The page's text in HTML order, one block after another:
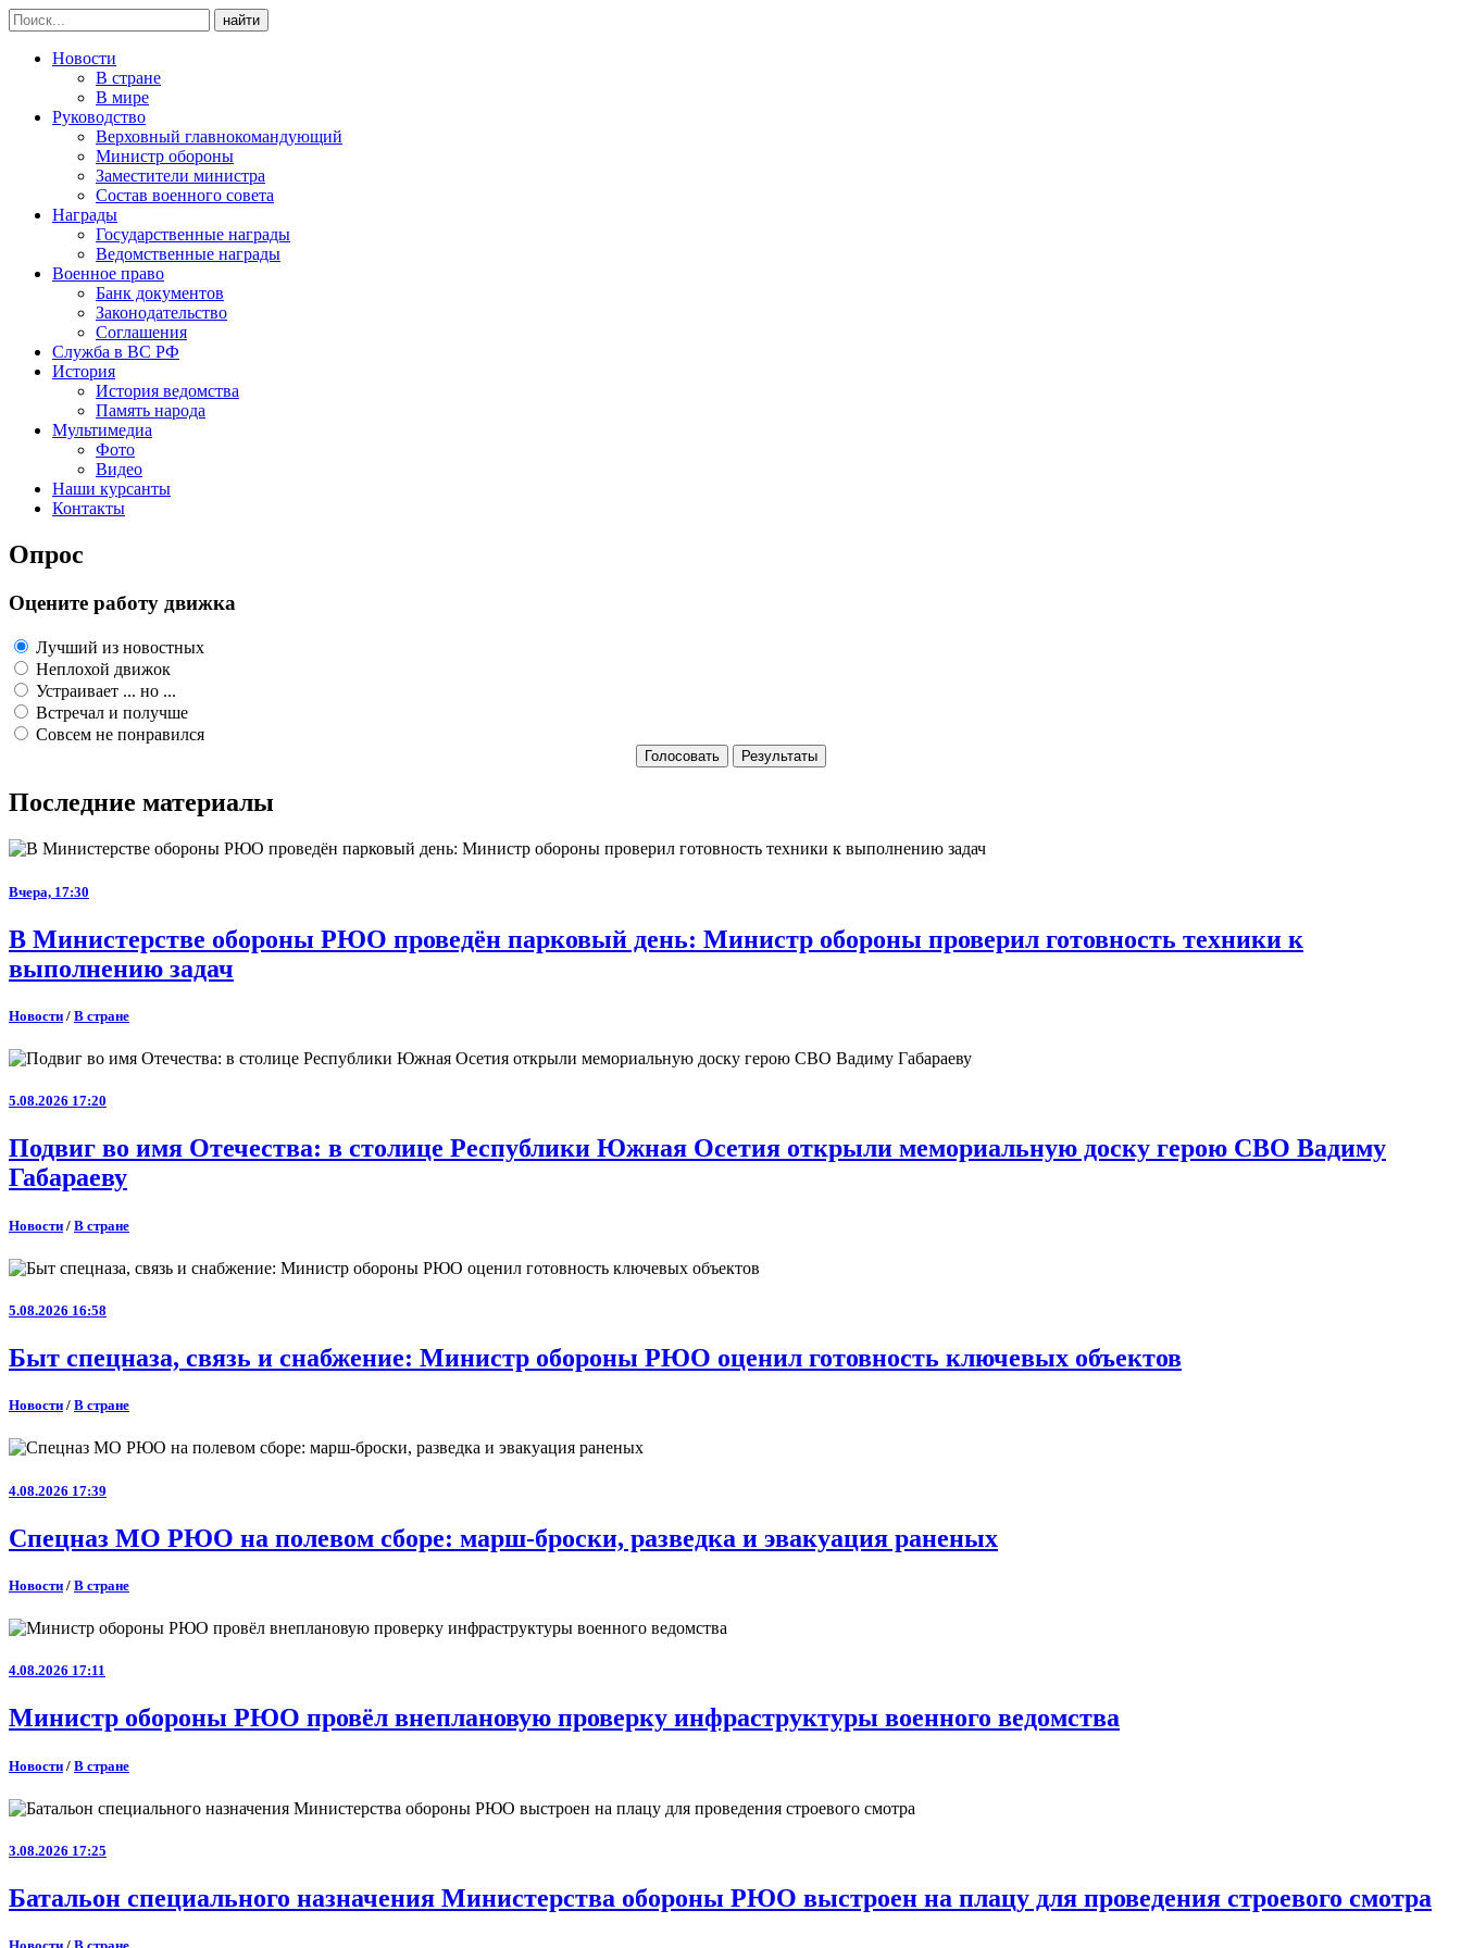
найти
Новости
В стране
В мире
Руководство
Верховный главнокомандующий
Министр обороны
Заместители министра
Состав военного совета
Награды
Государственные награды
Ведомственные награды
Военное право
Банк документов
Законодательство
Соглашения
Служба в ВС РФ
История
История ведомства
Память народа
Мультимедиа
Фото
Видео
Наши курсанты
Контакты
Опрос
Оцените работу движка
Лучший из новостных
Неплохой движок
Устраивает ... но ...
Встречал и получше
Совсем не понравился
Голосовать Результаты
Последние материалы
Вчера, 17:30
В Министерстве обороны РЮО проведён парковый день: Министр обороны проверил готовность техники к
выполнению задач
Новости / В стране
5.08.2026 17:20
Подвиг во имя Отечества: в столице Республики Южная Осетия открыли мемориальную доску герою СВО Вадиму
Габараеву
Новости / В стране
5.08.2026 16:58
Быт спецназа, связь и снабжение: Министр обороны РЮО оценил готовность ключевых объектов
Новости / В стране
4.08.2026 17:39
Спецназ МО РЮО на полевом сборе: марш‑броски, разведка и эвакуация раненых
Новости / В стране
4.08.2026 17:11
Министр обороны РЮО провёл внеплановую проверку инфраструктуры военного ведомства
Новости / В стране
3.08.2026 17:25
Батальон специального назначения Министерства обороны РЮО выстроен на плацу для проведения строевого смотра